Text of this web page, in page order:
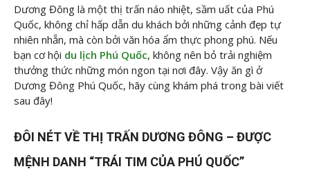
Dương Đông là một thị trấn náo nhiệt, sầm uất của Phú
Quốc, không chỉ hấp dẫn du khách bởi những cảnh đẹp tự
nhiên nhẵn, mà còn bởi văn hóa ẩm thực phong phú. Nếu
bạn cơ hội du lịch Phú Quốc, không nên bỏ trải nghiệm
thưởng thức những món ngon tại nơi đây. Vậy ăn gì ở
Dương Đông Phú Quốc, hãy cùng khám phá trong bài viết
sau đây!
ĐÔI NÉT VỀ THỊ TRẤN DƯƠNG ĐÔNG – ĐƯỢC
MỆNH DANH “TRÁI TIM CỦA PHÚ QUỐC”